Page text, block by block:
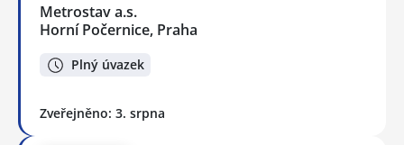
Metrostav a.s.
Horní Počernice, Praha
Plný úvazek
Zveřejněno: 3. srpna